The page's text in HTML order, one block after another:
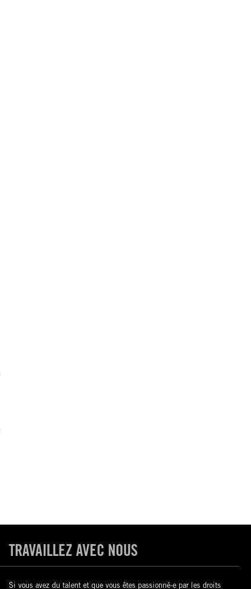
TRAVAILLEZ AVEC NOUS
Si vous avez du talent et que vous êtes passionné-e par les droits